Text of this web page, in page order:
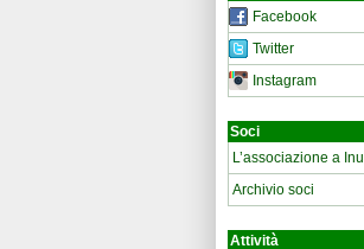
Facebook
Twitter
Instagram
Soci
L’associazione a Inu
Archivio soci
Attività